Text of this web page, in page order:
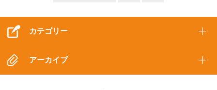
カテゴリー
アーカイブ